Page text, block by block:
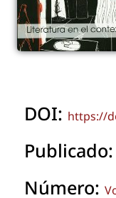
DOI: https://
Publicado:
Número: